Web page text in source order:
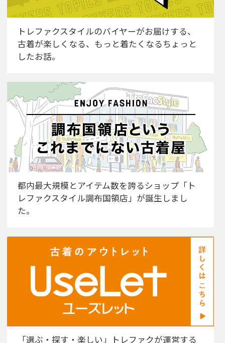
トレファクスタイルのバイヤーがお届けする、
古着が楽しくなる、もっと着たくなるちょっと
したお話。
都内最大規模とアイテム数を誇るショップ「ト
レファクスタイル調布国領店」が誕生しまし
た。
「選ぶ・探す・楽しい」トレファクが運営する